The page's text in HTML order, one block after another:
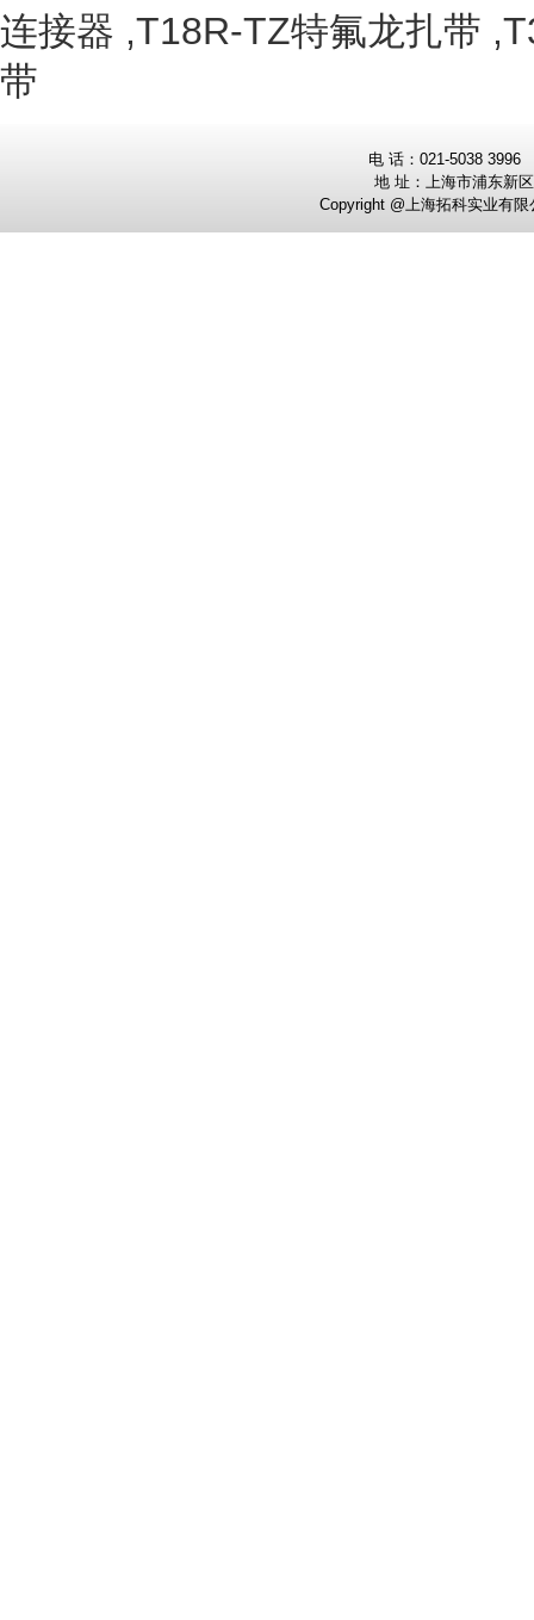
连接器 ,T18R-TZ特氟龙扎带 ,
带
电 话：021-5038 3996
地 址： 上海市浦东新
Copyright @上海拓科实业有